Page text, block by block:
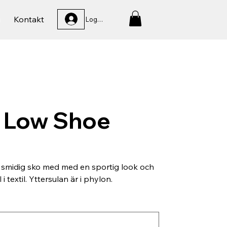
Kontakt Logga In
Shoe
sko med med en sportig look och
i textil. Yttersulan är i phylon.